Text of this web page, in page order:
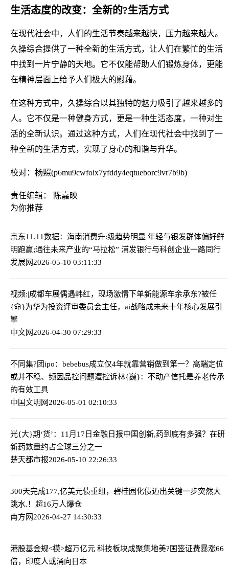
生活态度的改变：全新的?生活方式
在现代社会中，人们的生活节奏越来越快，压力越来越大。
久操综合提供了一种全新的生活方式，让人们在繁忙的生活
中找到一片宁静的天地。它不仅能帮助人们锻炼身体，更能
在精神层面上给予人们极大的慰藉。
在这种方式中，久操综合以其独特的魅力吸引了越来越多的
人。它不仅是一种健身方式，更是一种生活态度，一种对生
活的全新认识。通过这种方式，人们在现代社会中找到了一
种全新的生活方式，实现了身心的和谐与升华。
校对：杨照(p6mu9cwfoix7yfddy4eqtueborc9vr7b9b)
责任编辑： 陈嘉映
为你推荐
京东11.11数据：海南消费升:级趋势明显 年轻与银发群体偏好鲜
明跑赢;通往未来产业的“马拉松” 浦发银行与科创企业一路同行
发展网2026-05-10 03:11:33
视频:|成都车展偶遇韩红，现场激情下单新能源车余承东?被任
{命}为华为投资评审委员会主任，ai战略成未来十年核心发展引
擎
中文网2026-04-30 07:29:33
不同集?团ipo：bebebus成立仅4年就靠营销做到第一？高端定位
或并不稳、频因品控问题遭控诉林{巍}：不动产信托是养老传承
的有效工具
中国文明网2026-05-01 02:10:33
光{大}期‘货’：11月17日金融日报中国创新,药到底有多强？在研
新药数量约占全球三分之一
楚天都市报2026-05-10 22:26:33
300天完成177,亿美元债重组，碧桂园化债迈出关键一步突然大
跳水.！超16万人爆仓
南方网2026-04-27 14:30:33
港股基金规<模>超万亿元 科技板块成聚集地美?国签证费暴涨66
倍，印度人或涌向日本